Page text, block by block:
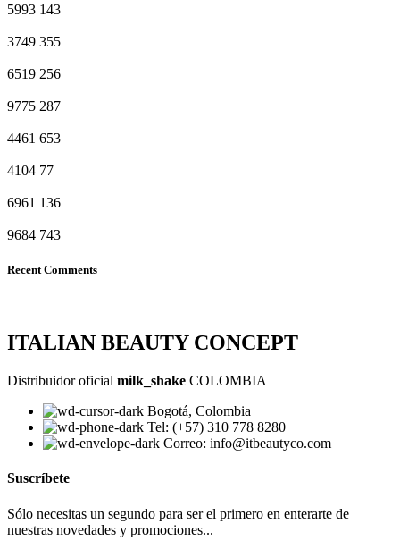
5993 143
3749 355
6519 256
9775 287
4461 653
4104 77
6961 136
9684 743
Recent Comments
ITALIAN BEAUTY CONCEPT
Distribuidor oficial milk_shake COLOMBIA
Bogotá, Colombia
Tel: (+57) 310 778 8280
Correo: info@itbeautyco.com
Suscríbete
Sólo necesitas un segundo para ser el primero en enterarte de
nuestras novedades y promociones...